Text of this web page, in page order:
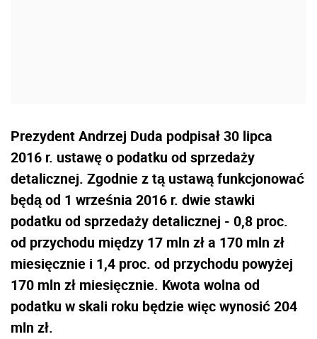
Prezydent Andrzej Duda podpisał 30 lipca
2016 r. ustawę o podatku od sprzedaży
detalicznej. Zgodnie z tą ustawą funkcjonować
będą od 1 września 2016 r. dwie stawki
podatku od sprzedaży detalicznej - 0,8 proc.
od przychodu między 17 mln zł a 170 mln zł
miesięcznie i 1,4 proc. od przychodu powyżej
170 mln zł miesięcznie. Kwota wolna od
podatku w skali roku będzie więc wynosić 204
mln zł.